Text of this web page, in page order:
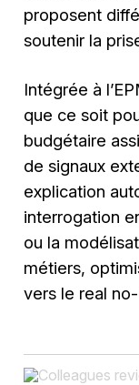
proposent
soutenir la
Intégrée à
que ce soit
budgétaire
de signaux
explication
interrogation
ou la
métiers,
vers le real